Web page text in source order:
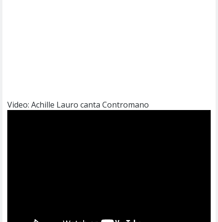
Video: Achille Lauro canta Contromano